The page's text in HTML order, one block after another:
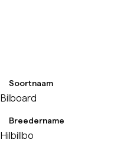
Soortnaam
Bilboard
Breedername
Hilbillbo